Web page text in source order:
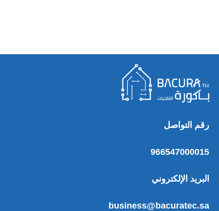
رقم التواصل
966547000015
البريد الإلكتروني
business@bacuratec.sa